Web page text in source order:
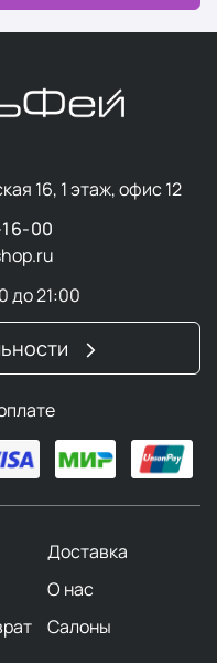
16, 1 этаж, офис 12
00
до 21:00
Доставка
О нас
Салоны